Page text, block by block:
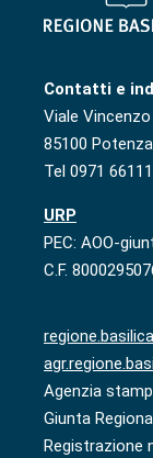
Contatti e
Viale
85100
Tel 0971
URP
PEC: AOO-
C.F.
Agenzia
Giunta
Registrazione